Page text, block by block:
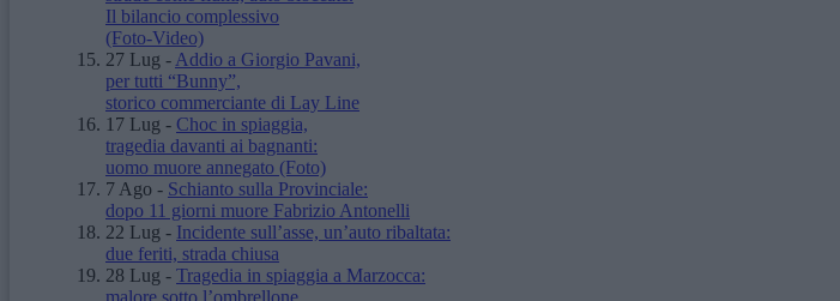
Il bilancio complessivo
(Foto-Video)
27 Lug - Addio a Giorgio Pavani,
per tutti “Bunny”,
storico commerciante di Lay Line
17 Lug - Choc in spiaggia,
tragedia davanti ai bagnanti:
uomo muore annegato (Foto)
7 Ago - Schianto sulla Provinciale:
dopo 11 giorni muore Fabrizio Antonelli
22 Lug - Incidente sull’asse, un’auto ribaltata:
due feriti, strada chiusa
28 Lug - Tragedia in spiaggia a Marzocca: